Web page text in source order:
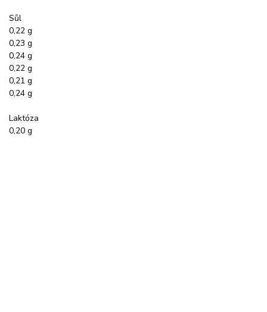
Sůl
0,22 g
0,23 g
0,24 g
0,22 g
0,21 g
0,24 g
Laktóza
0,20 g